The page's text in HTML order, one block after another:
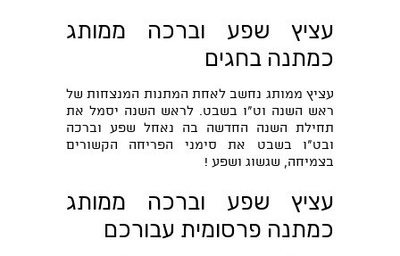
עציץ שפע וברכה ממותג
כמתנה בחגים
עציץ ממותג נחשב לאחת המתנות המנצחות של
ראש השנה וט"ו בשבט. לראש השנה יסמל את
תחילת השנה החדשה בה נאחל שפע וברכה
ובט"ו בשבט את סימני הפריחה הקשורים
בצמיחה, שגשוג ושפע !
עציץ שפע וברכה ממותג
כמתנה פרסומית עבורכם